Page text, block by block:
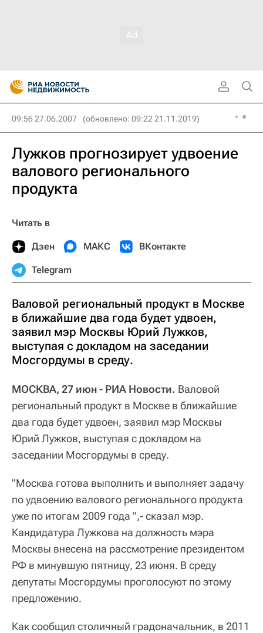
09:56 27.06.2007 (обновлено: 09:22 21.11.2019)
Лужков прогнозирует удвоение
валового регионального
продукта
Читать в
Дзен МАКС ВКонтакте
Telegram
Валовой региональный продукт в Москве
в ближайшие два года будет удвоен,
заявил мэр Москвы Юрий Лужков,
выступая с докладом на заседании
Мосгордумы в среду.
МОСКВА, 27 июн - РИА Новости. Валовой
региональный продукт в Москве в ближайшие
два года будет удвоен, заявил мэр Москвы
Юрий Лужков, выступая с докладом на
заседании Мосгордумы в среду.
"Москва готова выполнить и выполняет задачу
по удвоению валового регионального продукта
уже по итогам 2009 года ",- сказал мэр.
Кандидатура Лужкова на должность мэра
Москвы внесена на рассмотрение президентом
РФ в минувшую пятницу, 23 июня. В среду
депутаты Мосгордумы проголосуют по этому
предложению.
Как сообщил столичный градоначальник, в 2011